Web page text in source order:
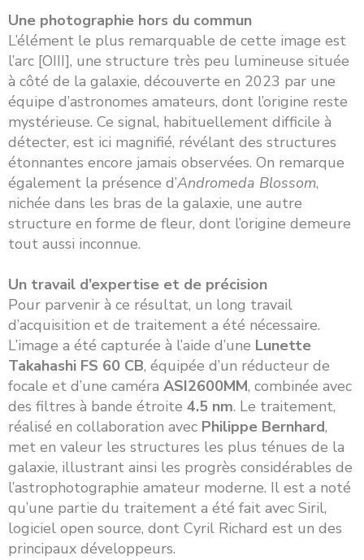
Une photographie hors du commun
L’élément le plus remarquable de cette image est
l’arc [OIII], une structure très peu lumineuse située
à côté de la galaxie, découverte en 2023 par une
équipe d’astronomes amateurs, dont l’origine reste
mystérieuse. Ce signal, habituellement difficile à
détecter, est ici magnifié, révélant des structures
étonnantes encore jamais observées. On remarque
également la présence d’Andromeda Blossom,
nichée dans les bras de la galaxie, une autre
structure en forme de fleur, dont l’origine demeure
tout aussi inconnue.
Un travail d’expertise et de précision
Pour parvenir à ce résultat, un long travail
d’acquisition et de traitement a été nécessaire.
L’image a été capturée à l’aide d’une Lunette
Takahashi FS 60 CB, équipée d’un réducteur de
focale et d’une caméra ASI2600MM, combinée avec
des filtres à bande étroite 4.5 nm. Le traitement,
réalisé en collaboration avec Philippe Bernhard,
met en valeur les structures les plus ténues de la
galaxie, illustrant ainsi les progrès considérables de
l’astrophotographie amateur moderne. Il est a noté
qu’une partie du traitement a été fait avec Siril,
logiciel open source, dont Cyril Richard est un des
principaux développeurs.